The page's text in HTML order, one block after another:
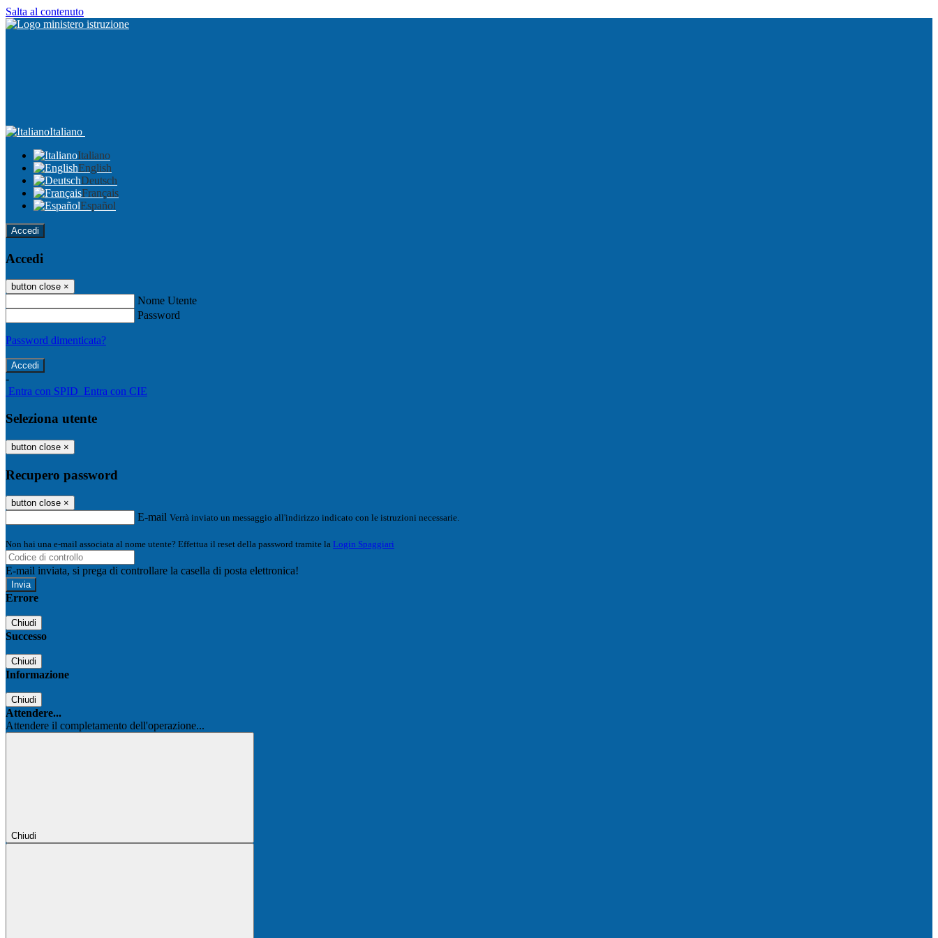
Salta al contenuto
Italiano
Italiano
English
Deutsch
Français
Español
Accedi
Accedi
button close ×
Nome Utente
Password
Password dimenticata?
-
Entra con SPID Entra con CIE
Seleziona utente
button close ×
Recupero password
button close ×
E-mail Verrà inviato un messaggio all'indirizzo indicato con le istruzioni necessarie.
Non hai una e-mail associata al nome utente? Effettua il reset della password tramite la Login Spaggiari
E-mail inviata, si prega di controllare la casella di posta elettronica!
Errore
Chiudi
Successo
Chiudi
Informazione
Chiudi
Attendere...
Attendere il completamento dell'operazione...
Chiudi